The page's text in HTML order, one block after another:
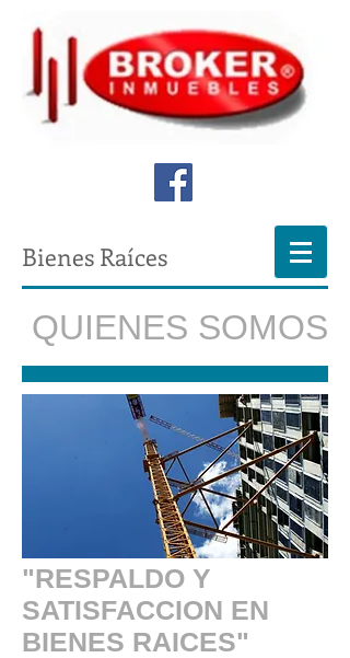
Bienes Raíces
QUIENES SOMOS
"RESPALDO Y
SATISFACCION EN
BIENES RAICES"